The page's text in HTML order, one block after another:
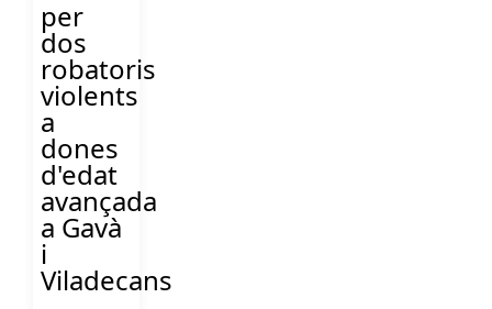
per
dos
robatoris
violents
a
dones
d'edat
avançada
a Gavà
i
Viladecans